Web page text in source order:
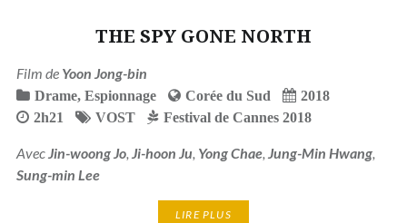
THE SPY GONE NORTH
Film de Yoon Jong-bin
Drame, Espionnage Corée du Sud
2018
2h21
VOST Festival de Cannes 2018
Avec Jin-woong Jo, Ji-hoon Ju Yong Chae, Jung-Min Hwang,
Sung-min Lee
LIRE PLUS